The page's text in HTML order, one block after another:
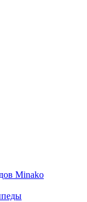
Minako